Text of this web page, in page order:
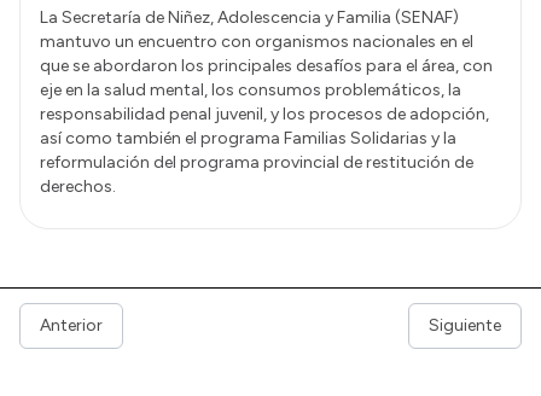
La Secretaría de Niñez, Adolescencia y Familia (SENAF)
mantuvo un encuentro con organismos nacionales en el
que se abordaron los principales desafíos para el área, con
eje en la salud mental, los consumos problemáticos, la
responsabilidad penal juvenil, y los procesos de adopción,
así como también el programa Familias Solidarias y la
reformulación del programa provincial de restitución de
derechos.
Anterior Siguiente